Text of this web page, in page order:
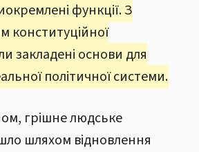
функції. З
конституційної
закладені основи для
політичної системи.
грішне людське
шляхом відновлення